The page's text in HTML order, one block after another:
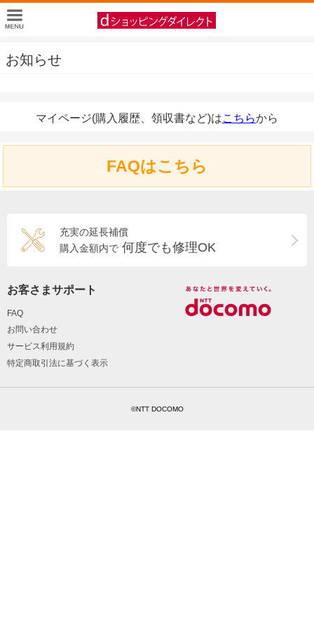
お知らせ
マイページ(購入履歴、領収書など)はこちらから
FAQはこちら
充実の延長補償
購入金額内で 何度でも修理OK
お客さまサポート
FAQ
お問い合わせ
サービス利用規約
特定商取引法に基づく表示
©NTT DOCOMO